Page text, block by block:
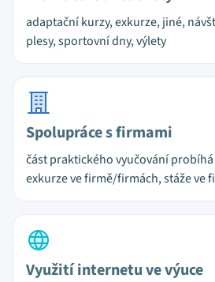
adaptační kurzy, exkurze, jiné,
plesy, sportovní dny, výlety
Spolupráce s firmami
část praktického vyučování
exkurze ve firmě/firmách, stáže ve
Využití internetu ve výuce